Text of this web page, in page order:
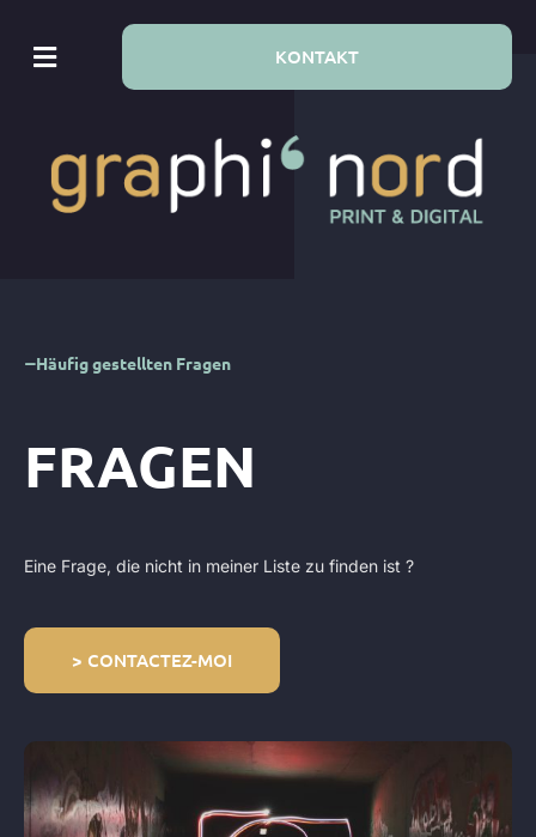
KONTAKT
Häufig gestellten Fragen
FRAGEN
Eine Frage, die nicht in meiner Liste zu finden ist ?
> CONTACTEZ-MOI